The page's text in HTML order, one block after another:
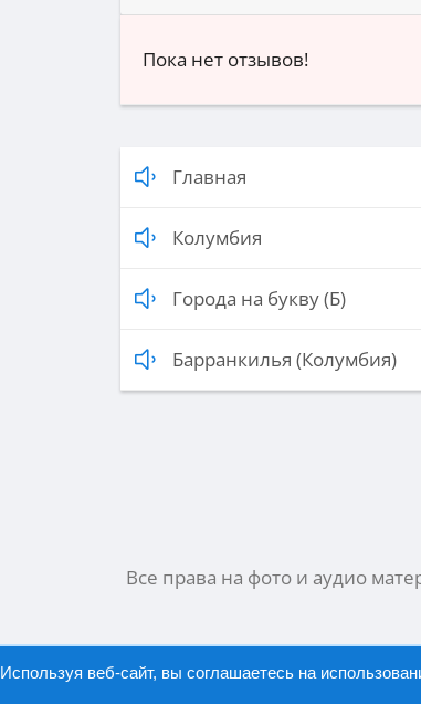
Пока нет отзывов!
Главная
Колумбия
Города на букву (Б)
Барранкилья (Колумбия)
Все права на фото и аудио
Используя веб-сайт, вы соглашаетесь на